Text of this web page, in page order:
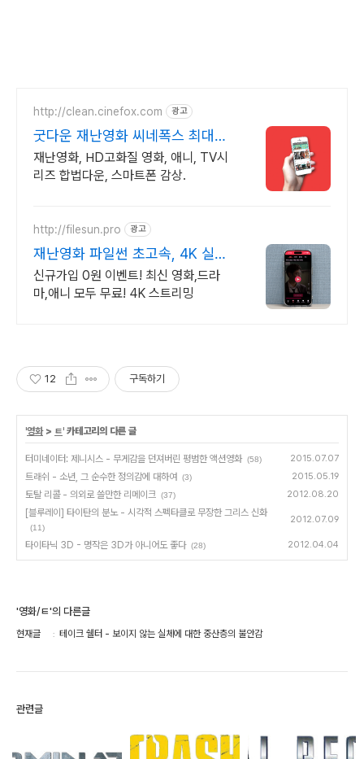
http://clean.cinefox.com 광고
굿다운 재난영화 씨네폭스 최대3
만원+10%추가적립
재난영화, HD고화질 영화, 애니, TV시
리즈 합법다운, 스마트폰 감상.
http://filesun.pro 광고
재난영화 파일썬 초고속, 4K 실시
간 보기!
신규가입 0원 이벤트! 최신 영화,드라
마,애니 모두 무료! 4K 스트리밍
12 구독하기
'영화> ㅌ' 카테고리의 다른 글
터미네이터: 제니시스 - 무게감을 던져버린 평범한 액션영화 (58) 2015.07.07
트래쉬 - 소년, 그 순수한 정의감에 대하여 (3) 2015.05.19
토탈 리콜 - 의외로 쓸만한 리메이크 (37) 2012.08.20
[블루레이] 타이탄의 분노 - 시각적 스펙타클로 무장한 그리스 신화
(11)
2012.07.09
타이타닉 3D - 명작은 3D가 아니어도 좋다 (28) 2012.04.04
'영화/ㅌ'의 다른글
현재글 테이크 쉘터 - 보이지 않는 실체에 대한 중산층의 불안감
관련글